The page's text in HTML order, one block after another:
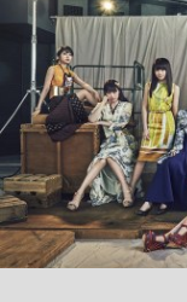
Being Music
GARNET CROW
Life
Music
NEWS
ORICON
Other
Photo